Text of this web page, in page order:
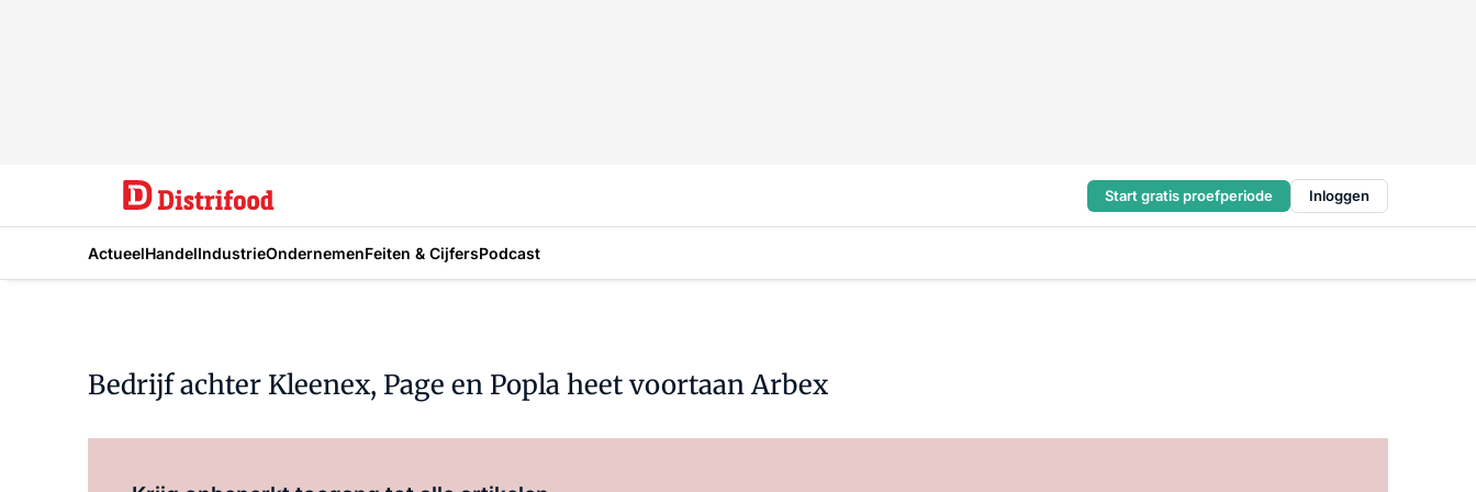
Start gratis proefperiode Inloggen
ActueelHandelIndustrieOndernemenFeiten & CijfersPodcast
Bedrijf achter Kleenex, Page en Popla heet voortaan Arbex